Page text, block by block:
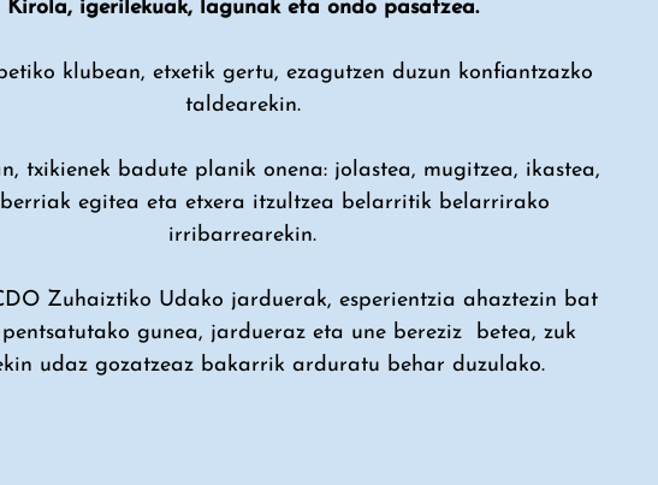
Kirola, igerilekuak, lagunak eta ondo pasatzea.
klubean, etxetik gertu, ezagutzen duzun konfiantzazko
taldearekin.
txikienek badute planik onena: jolastea, mugitzea, ikastea,
egitea eta etxera itzultzea belarritik belarrirako
irribarrearekin.
Zuhaiztiko Udako jarduerak, esperientzia ahaztezin bat
gunea, jardueraz eta une bereziz betea, zuk
udaz gozatzeaz bakarrik arduratu behar duzulako.